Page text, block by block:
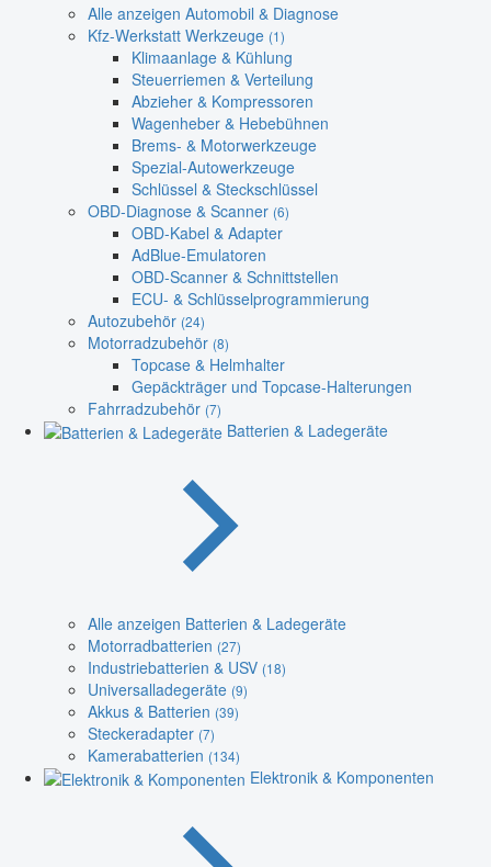
Alle anzeigen Automobil & Diagnose
Kfz-Werkstatt Werkzeuge (1)
Klimaanlage & Kühlung
Steuerriemen & Verteilung
Abzieher & Kompressoren
Wagenheber & Hebebühnen
Brems- & Motorwerkzeuge
Spezial-Autowerkzeuge
Schlüssel & Steckschlüssel
OBD-Diagnose & Scanner (6)
OBD-Kabel & Adapter
AdBlue-Emulatoren
OBD-Scanner & Schnittstellen
ECU- & Schlüsselprogrammierung
Autozubehör (24)
Motorradzubehör (8)
Topcase & Helmhalter
Gepäckträger und Topcase-Halterungen
Fahrradzubehör (7)
Batterien & Ladegeräte
Alle anzeigen Batterien & Ladegeräte
Motorradbatterien (27)
Industriebatterien & USV (18)
Universalladegeräte (9)
Akkus & Batterien (39)
Steckeradapter (7)
Kamerabatterien (134)
Elektronik & Komponenten